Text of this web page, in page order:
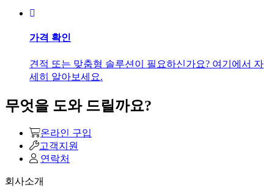
가격 확인
견적 또는 맞춤형 솔루션이 필요하신가요? 여기에서 자
세히 알아보세요.
무엇을 도와 드릴까요?
온라인 구입
고객지원
연락처
회사소개